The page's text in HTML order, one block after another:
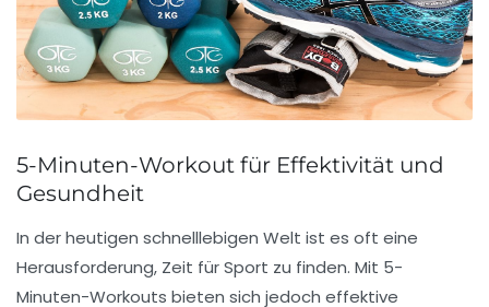
5-Minuten-Workout für Effektivität und
Gesundheit
In der heutigen schnelllebigen Welt ist es oft eine
Herausforderung, Zeit für Sport zu finden. Mit 5-
Minuten-Workouts bieten sich jedoch effektive